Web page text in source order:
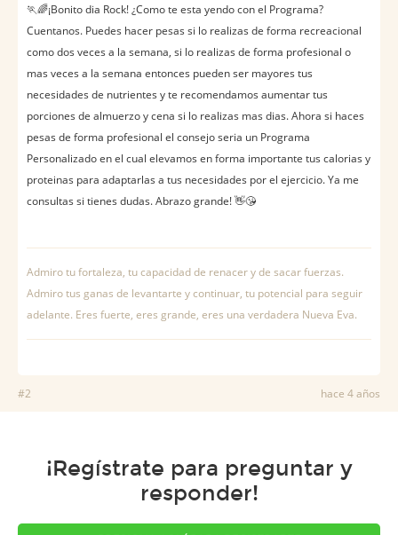
🏃🌈¡Bonito dia Rock! ¿Como te esta yendo con el Programa?
Cuentanos. Puedes hacer pesas si lo realizas de forma recreacional
como dos veces a la semana, si lo realizas de forma profesional o
mas veces a la semana entonces pueden ser mayores tus
necesidades de nutrientes y te recomendamos aumentar tus
porciones de almuerzo y cena si lo realizas mas dias. Ahora si haces
pesas de forma profesional el consejo seria un Programa
Personalizado en el cual elevamos en forma importante tus calorias y
proteinas para adaptarlas a tus necesidades por el ejercicio. Ya me
consultas si tienes dudas. Abrazo grande! 👋😘
Admiro tu fortaleza, tu capacidad de renacer y de sacar fuerzas.
Admiro tus ganas de levantarte y continuar, tu potencial para seguir
adelante. Eres fuerte, eres grande, eres una verdadera Nueva Eva.
#2 hace 4 años
¡Regístrate para preguntar y
responder!